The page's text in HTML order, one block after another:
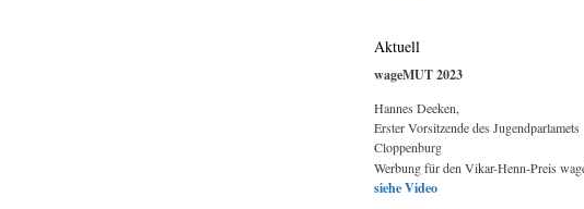
Aktuell
wageMUT 2023
Hannes Deeken,
Erster Vorsitzende des Jugendparlamets
Cloppenburg
Werbung für den Vikar-Henn-Preis
siehe Video